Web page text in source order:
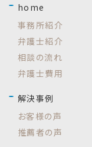
home
事務所紹介
弁護士紹介
相談の流れ
弁護士費用
解決事例
お客様の声
推薦者の声